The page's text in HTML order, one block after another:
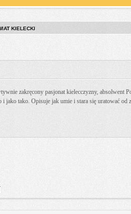
KIELECKI
zakręcony pasjonat kielecczyzny, absolwent
i jako tako. Opisuje jak umie i stara się uratować od